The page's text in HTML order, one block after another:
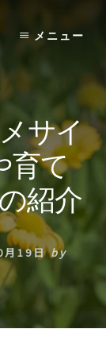
メニュー
サイ
育て
紹介
月19日 by